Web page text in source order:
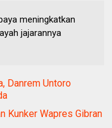
meningkatkan
jajarannya
Danrem Untoro
Kunker Wapres Gibran